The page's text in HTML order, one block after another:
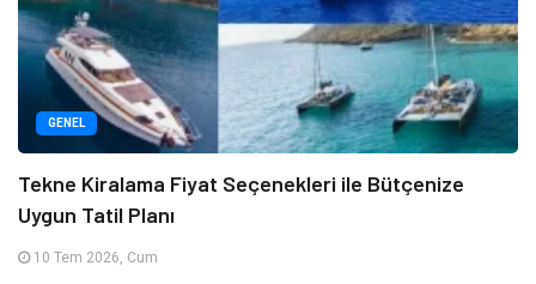
GENEL
Tekne Kiralama Fiyat Seçenekleri ile Bütçenize
Uygun Tatil Planı
10 Tem 2026, Cum